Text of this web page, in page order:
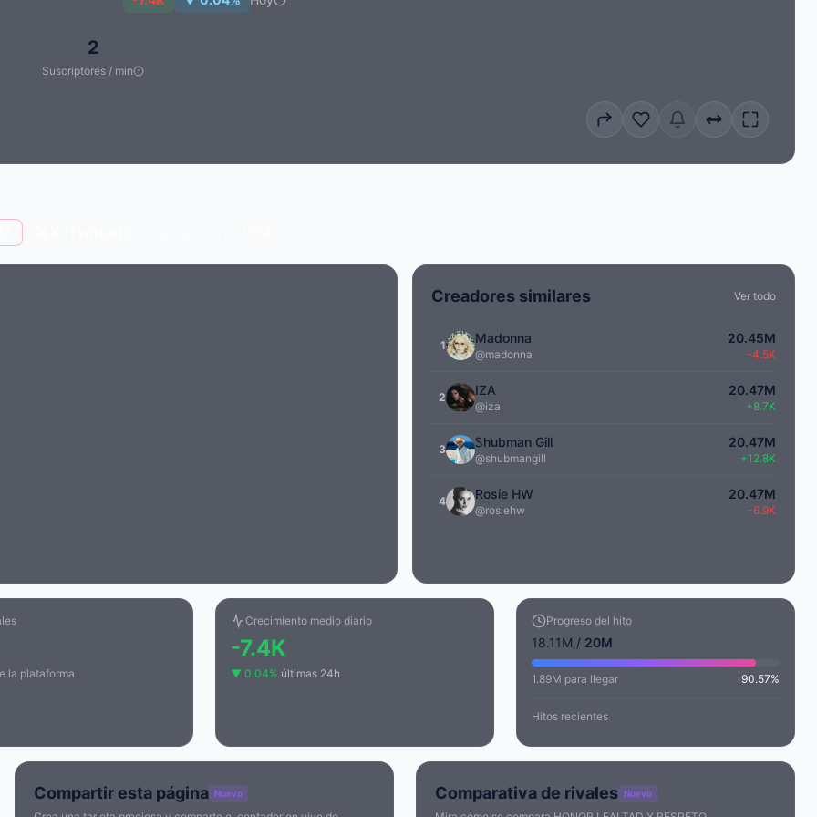
2
Suscriptores / min
Creadores similares Ver todo
1 Madonna
@madonna
20.45M
-4.5K
2 IZA
@iza
20.47M
+8.7K
3 Ꮪhubman Gill
@shubmangill
20.47M
+12.8K
4 Rosie HW
@rosiehw
20.47M
-6.9K
la plataforma
Crecimiento medio diario
-7.4K
▼ 0.04% últimas 24h
Progreso del hito
18.11M / 20M
1.89M para llegar 90.57%
Hitos recientes
Compartir esta página Nuevo Comparativa de rivales Nuevo